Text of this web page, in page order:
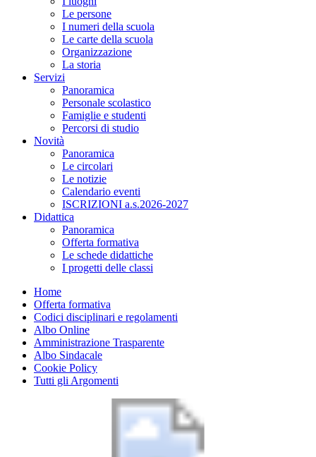
Le persone
I numeri della scuola
Le carte della scuola
Organizzazione
La storia
Servizi
Panoramica
Personale scolastico
Famiglie e studenti
Percorsi di studio
Novità
Panoramica
Le circolari
Le notizie
Calendario eventi
ISCRIZIONI a.s.2026-2027
Didattica
Panoramica
Offerta formativa
Le schede didattiche
I progetti delle classi
Home
Offerta formativa
Codici disciplinari e regolamenti
Albo Online
Amministrazione Trasparente
Albo Sindacale
Cookie Policy
Tutti gli Argomenti